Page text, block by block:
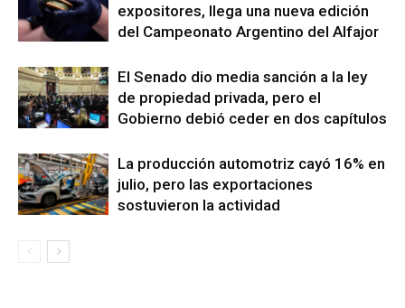
expositores, llega una nueva edición
del Campeonato Argentino del Alfajor
El Senado dio media sanción a la ley
de propiedad privada, pero el
Gobierno debió ceder en dos capítulos
La producción automotriz cayó 16% en
julio, pero las exportaciones
sostuvieron la actividad